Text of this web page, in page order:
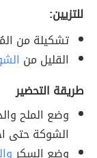
للتزيين:
تشكيلة من
القليل من
طريقة التحضير
وضع الملح
الشوكة حتى
وضع السكر